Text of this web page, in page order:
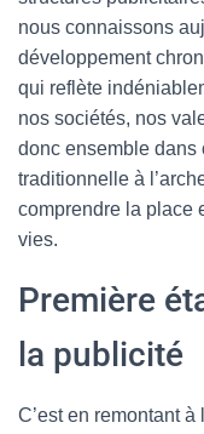
nous connaissons
développement
qui reflète
nos sociétés, nos
donc ensemble dans
traditionnelle à
comprendre la place
vies.
Première
la publicité
C’est en remontant à